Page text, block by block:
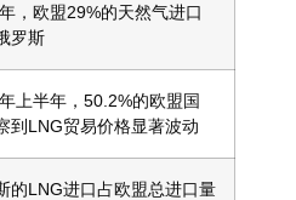
，欧盟29%的天然气进口
罗斯
上半年，50.2%的欧盟国
到LNG贸易价格显著波动
的LNG进口占欧盟总进口量